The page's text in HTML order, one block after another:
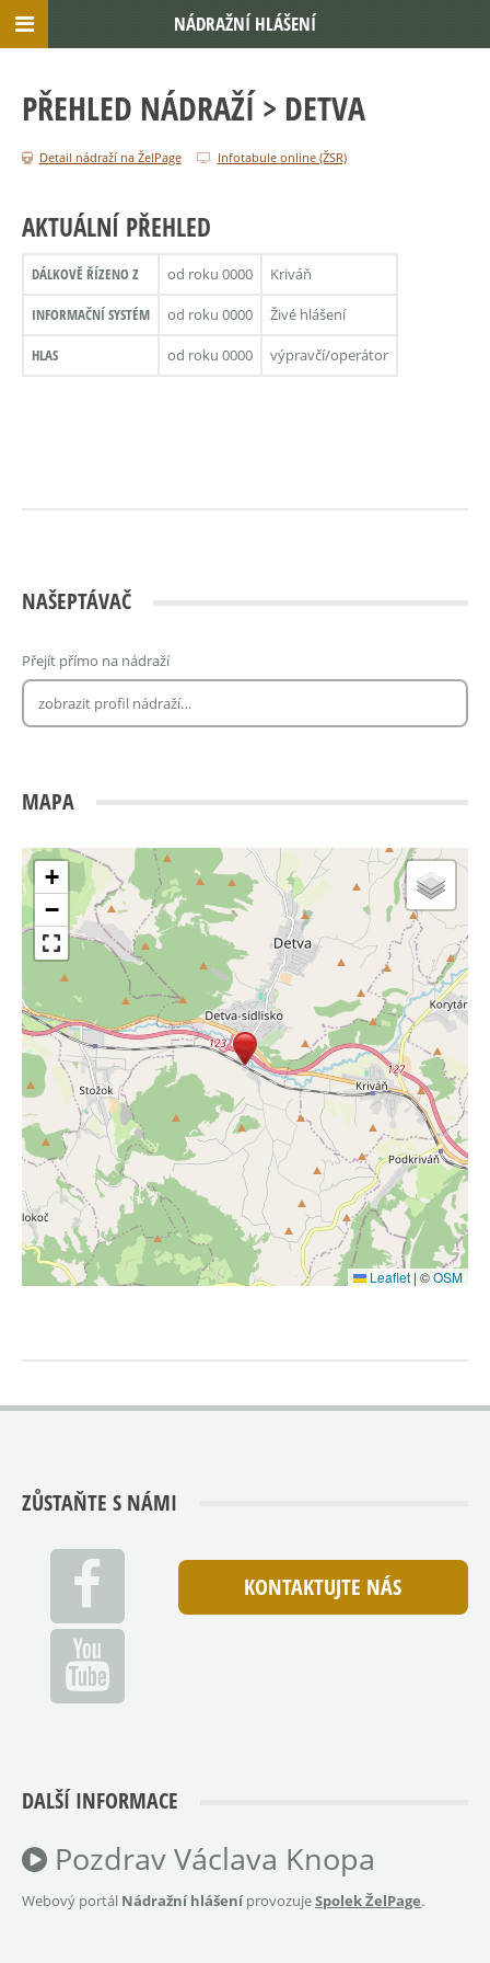
PŘEHLED NÁDRAŽÍ > DETVA
Detail nádraží na ŽelPage Infotabule online (ŽSR)
AKTUÁLNÍ PŘEHLED
DÁLKOVĚ ŘÍZENO Z od roku 0000 Kriváň
INFORMAČNÍ SYSTÉM od roku 0000 Živé hlášení
HLAS od roku 0000 výpravčí/operátor
NAŠEPTÁVAČ
Přejít přímo na nádraží
MAPA
+
−
Leaflet | ©OSM
ZŮSTAŇTE S NÁMI
KONTAKTUJTE NÁS
DALŠÍ INFORMACE
Pozdrav Václava Knopa
Webový portál Nádražní hlášeníprovozujeSpolek ŽelPage.
NÁDRAŽNÍ HLÁŠENÍ